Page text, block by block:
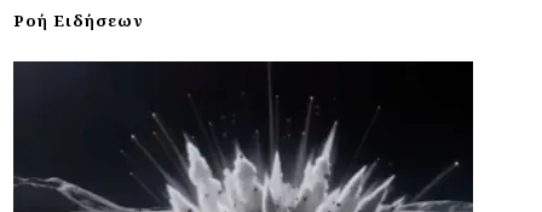
Ροή Ειδήσεων